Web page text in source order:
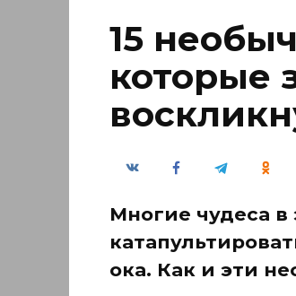
15
которые
Многие чудеса
ока. Как и эти